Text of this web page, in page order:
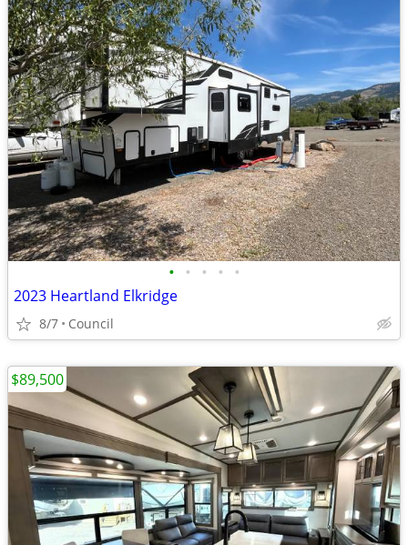
• • • • •
2023 Heartland Elkridge
8/7 Council
$89,500